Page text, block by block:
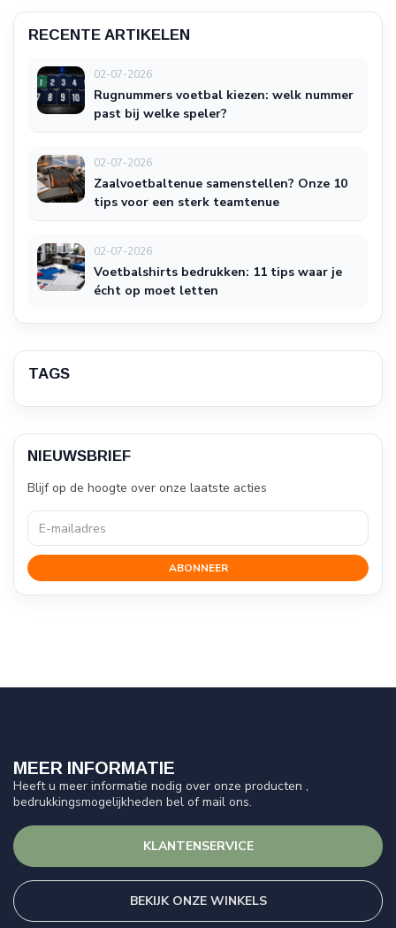
RECENTE ARTIKELEN
02-07-2026
Rugnummers voetbal kiezen: welk nummer
past bij welke speler?
02-07-2026
Zaalvoetbaltenue samenstellen? Onze 10
tips voor een sterk teamtenue
02-07-2026
Voetbalshirts bedrukken: 11 tips waar je
écht op moet letten
TAGS
NIEUWSBRIEF
Blijf op de hoogte over onze laatste acties
ABONNEER
MEER INFORMATIE
Heeft u meer informatie nodig over onze producten ,
bedrukkingsmogelijkheden bel of mail ons.
KLANTENSERVICE
BEKIJK ONZE WINKELS